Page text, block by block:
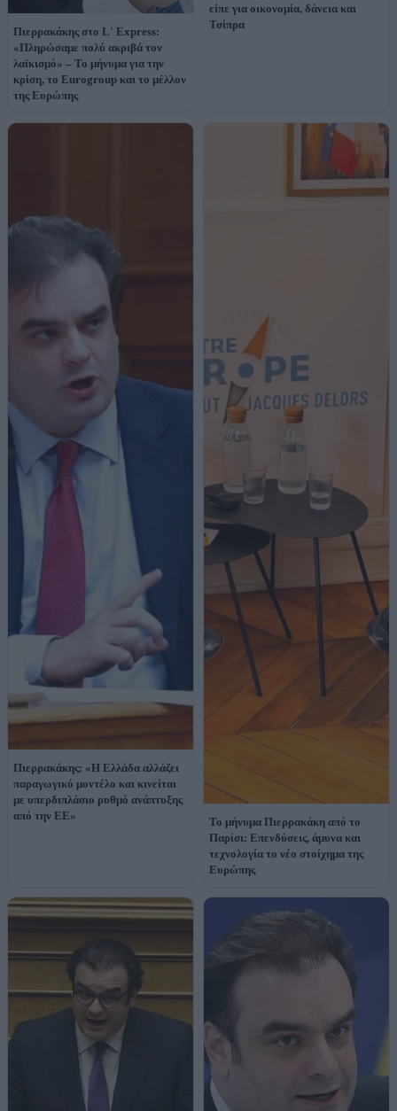
Πιερρακάκης στο L' Express:
«Πληρώσαμε πολύ ακριβά τον
λαϊκισμό» – Το μήνυμα για την
κρίση, το Eurogroup και το μέλλον
της Ευρώπης
είπε για οικονομία, δάνεια και
Τσίπρα
Πιερρακάκης: «Η Ελλάδα αλλάζει
παραγωγικό μοντέλο και κινείται
με υπερδιπλάσιο ρυθμό ανάπτυξης
από την ΕΕ»
Το μήνυμα Πιερρακάκη από το
Παρίσι: Επενδύσεις, άμυνα και
τεχνολογία το νέο στοίχημα της
Ευρώπης